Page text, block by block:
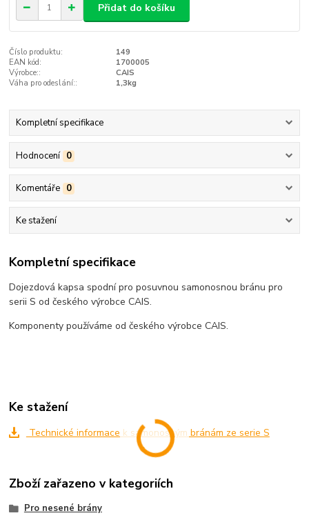
Přidat do košíku
Číslo produktu:
149
EAN kód:
1700005
Výrobce::
CAIS
Váha pro odeslání::
1,3kg
Kompletní specifikace
Hodnocení 0
Komentáře 0
Ke stažení
Kompletní specifikace
Dojezdová kapsa spodní pro posuvnou samonosnou bránu pro
serii S od českého výrobce CAIS.
Komponenty používáme od českého výrobce CAIS.
Ke stažení
Technické informace k samonosným bránám ze serie S
Zboží zařazeno v kategoriích
Pro nesené brány